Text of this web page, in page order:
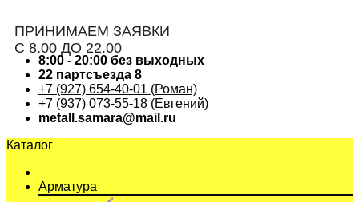
ПРИНИМАЕМ ЗАЯВКИ
С 8.00 ДО 22.00
8:00 - 20:00 без выходных
22 партсъезда 8
+7 (927) 654-40-01 (Роман)
+7 (937) 073-55-18 (Евгений)
metall.samara@mail.ru
Каталог
Арматура